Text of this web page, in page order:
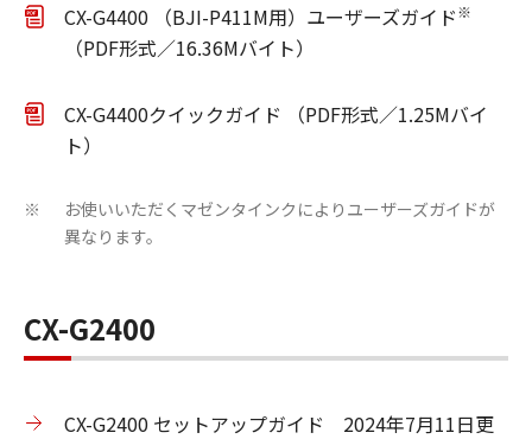
CX-G4400 （BJI-P411M用）ユーザーズガイド※
（PDF形式／16.36Mバイト）
CX-G4400クイックガイド （PDF形式／1.25Mバイ
ト）
※
お使いいただくマゼンタインクによりユーザーズガイドが
異なります。
CX-G2400
CX-G2400 セットアップガイド 2024年7月11日更